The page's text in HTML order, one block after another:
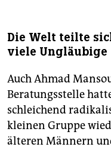
Die Welt teilte
viele Ungläubige
Auch Ahmad
Beratungsstelle
schleichend
kleinen Gruppe
älteren Männern